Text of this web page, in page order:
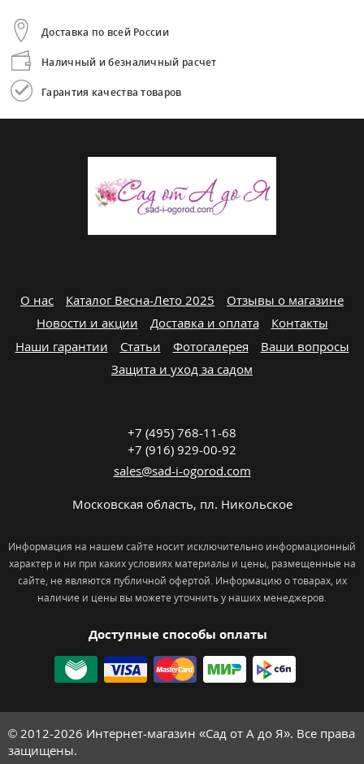
Доставка по всей России
Наличный и безналичный расчет
Гарантия качества товаров
О нас Каталог Весна-Лето 2025
Отзывы о магазине
Новости и акции
Доставка и оплата
Контакты
Наши гарантии
Статьи Фотогалерея
Ваши вопросы
Защита и уход за садом
Доступные способы оплаты
+7 (495) 768-11-68
+7 (916) 929-00-92
sales@sad-i-ogorod.com
Московская область, пл. Никольcкое
Информация на нашем сайте носит исключительно информационный
характер и ни при каких условиях материалы и цены, размещенные на
сайте, не являются публичной офертой. Информацию о товарах, их
наличие и цены вы можете уточнить у наших менеджеров.
© 2012-2026 Интернет-магазин «Сад от А до Я». Все права
защищены.